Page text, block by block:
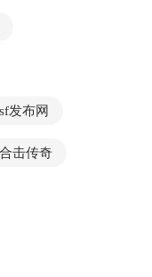
发布网
合击传奇